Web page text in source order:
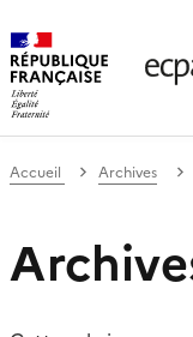
de
Accueil Archives